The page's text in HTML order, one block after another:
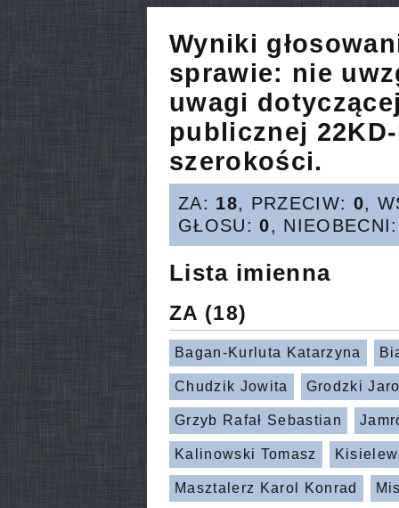
Wyniki
sprawie: nie
uwagi
publicznej
szerokości.
ZA: 18, PRZECIW: 0,
GŁOSU:0,
Lista imienna
ZA (18)
Bagan-Kurluta Katarzyna
Chudzik Jowita Grodzki
Grzyb Rafał Sebastian
Kalinowski Tomasz
Masztalerz Karol Konrad